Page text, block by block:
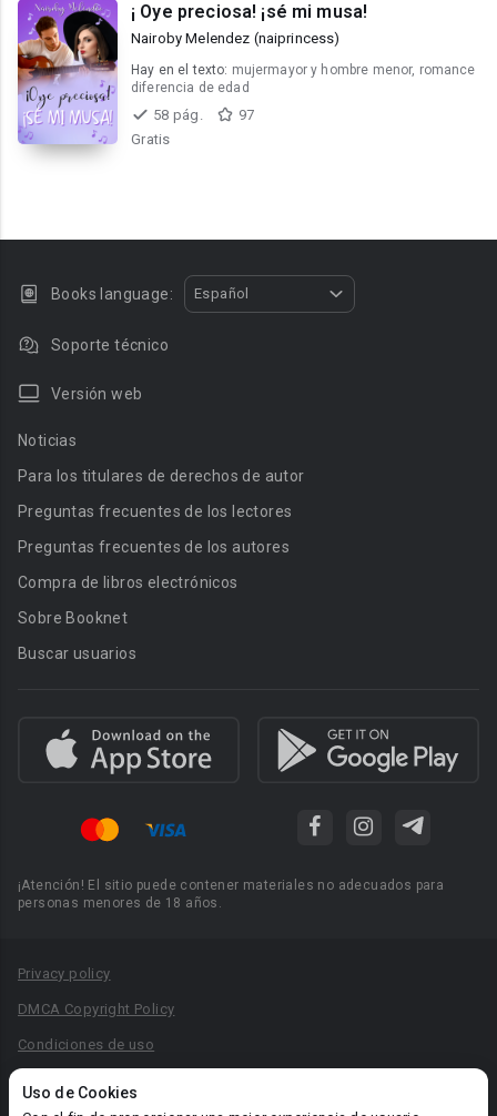
¡ Oye preciosa! ¡sé mi musa!
Nairoby Melendez (naiprincess)
Hay en el texto: mujermayor y hombre menor, romance
diferencia de edad
58 pág.
97
Gratis
Uso de Cookies
Books language: Español
Soporte técnico
Versión web
Noticias
Para los titulares de derechos de autor
Preguntas frecuentes de los lectores
Preguntas frecuentes de los autores
Compra de libros electrónicos
Sobre Booknet
Buscar usuarios
¡Atención! El sitio puede contener materiales no adecuados para
personas menores de 18 años.
Privacy policy
DMCA Copyright Policy
Condiciones de uso